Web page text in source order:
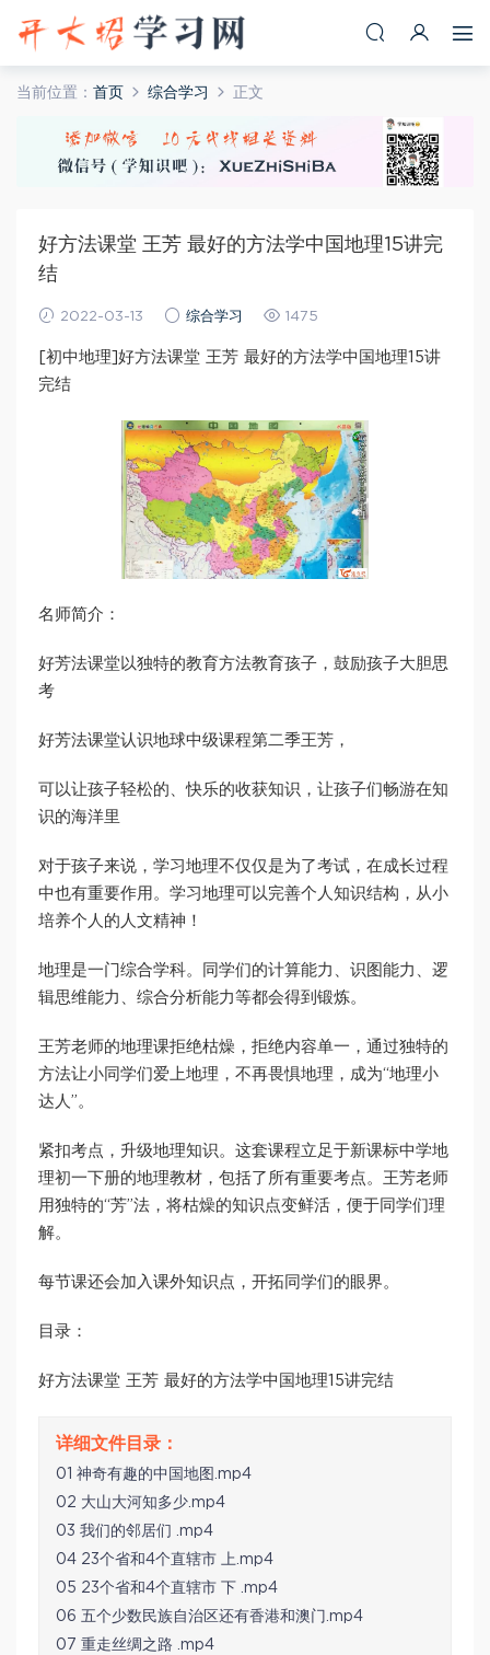
当前位置： 首页 综合学习 正文
好方法课堂 王芳 最好的方法学中国地理15讲完
结
2022-03-13 综合学习 1475
[初中地理]好方法课堂 王芳 最好的方法学中国地理15讲
完结
名师简介：
好芳法课堂以独特的教育方法教育孩子，鼓励孩子大胆思
考
好芳法课堂认识地球中级课程第二季王芳，
可以让孩子轻松的、快乐的收获知识，让孩子们畅游在知
识的海洋里
对于孩子来说，学习地理不仅仅是为了考试，在成长过程
中也有重要作用。学习地理可以完善个人知识结构，从小
培养个人的人文精神！
地理是一门综合学科。同学们的计算能力、识图能力、逻
辑思维能力、综合分析能力等都会得到锻炼。
王芳老师的地理课拒绝枯燥，拒绝内容单一，通过独特的
方法让小同学们爱上地理，不再畏惧地理，成为“地理小
达人”。
紧扣考点，升级地理知识。这套课程立足于新课标中学地
理初一下册的地理教材，包括了所有重要考点。王芳老师
用独特的“芳”法，将枯燥的知识点变鲜活，便于同学们理
解。
每节课还会加入课外知识点，开拓同学们的眼界。
目录：
好方法课堂 王芳 最好的方法学中国地理15讲完结
01 神奇有趣的中国地图.mp4
02 大山大河知多少.mp4
03 我们的邻居们 .mp4
04 23个省和4个直辖市 上.mp4
05 23个省和4个直辖市 下 .mp4
06 五个少数民族自治区还有香港和澳门.mp4
07 重走丝绸之路 .mp4